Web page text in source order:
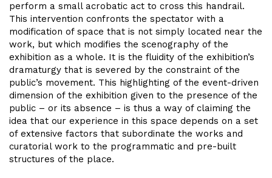
perform a small acrobatic act to cross this handrail.
This intervention confronts the spectator with a
modification of space that is not simply located near the
work, but which modifies the scenography of the
exhibition as a whole. It is the fluidity of the exhibition’s
dramaturgy that is severed by the constraint of the
public’s movement. This highlighting of the event-driven
dimension of the exhibition given to the presence of the
public – or its absence – is thus a way of claiming the
idea that our experience in this space depends on a set
of extensive factors that subordinate the works and
curatorial work to the programmatic and pre-built
structures of the place.